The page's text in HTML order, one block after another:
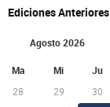
Ediciones Anteriores
Agosto 2026
Ma Mi Ju
28 29 30